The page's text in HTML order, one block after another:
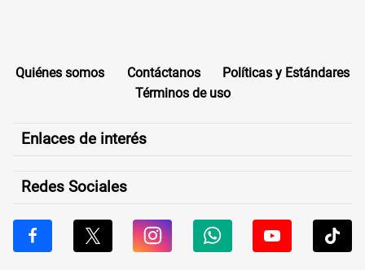
Quiénes somos Contáctanos
Políticas y Estándares
Términos de uso
Enlaces de interés
Redes Sociales